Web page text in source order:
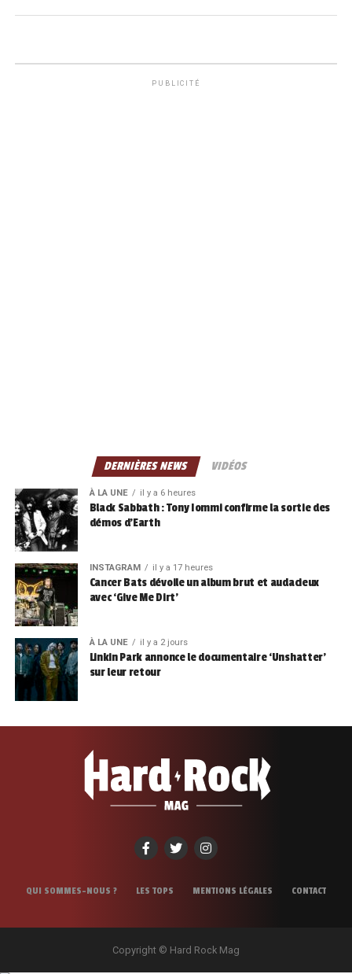
PUBLICITÉ
DERNIÈRES NEWS VIDÉOS
À LA UNE il y a 6 heures
Black Sabbath : Tony Iommi confirme la sortie des
démos d’Earth
INSTAGRAM il y a 17 heures
Cancer Bats dévoile un album brut et audacieux
avec ‘Give Me Dirt’
À LA UNE il y a 2 jours
Linkin Park annonce le documentaire ‘Unshatter’
sur leur retour
QUI SOMMES-NOUS ? LES TOPS MENTIONS LÉGALES CONTACT
Copyright © Hard Rock Mag